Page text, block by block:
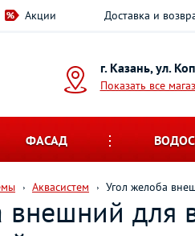
Акции Доставка и
г. Казань, ул.
Показать все
ФАСАД
Аквасистем Угол желоба
внешний для